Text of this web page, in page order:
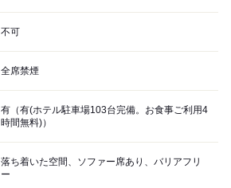
不可
全席禁煙
有（有(ホテル駐車場103台完備。お食事ご利用4
時間無料)）
落ち着いた空間、ソファー席あり、バリアフリ
ー